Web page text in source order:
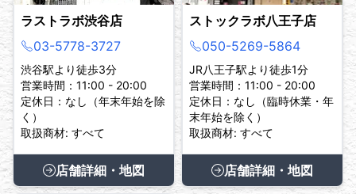
ラストラボ渋谷店
03-5778-3727
渋谷駅より徒歩3分
営業時間：11:00 - 20:00
定休日：なし（年末年始を除
く）
取扱商材: すべて
店舗詳細・地図
ストックラボ八王子店
050-5269-5864
JR八王子駅より徒歩1分
営業時間：11:00 - 20:00
定休日：なし（臨時休業・年
末年始を除く）
取扱商材: すべて
店舗詳細・地図